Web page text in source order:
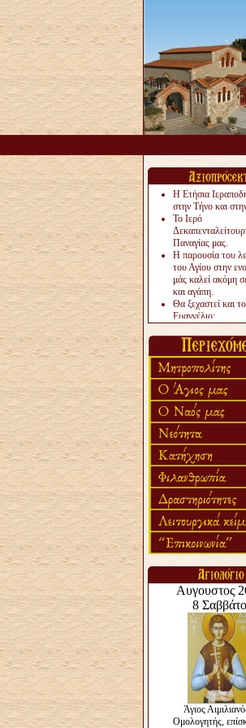
Η Ετήσια
στην Τήνο και
Το Ιερό
Παναγίας μας.
Η παρουσία του
του Αγίου στην
μάς καλεί ακόμη
και αγάπη.
Θα ξεχαστεί και το
Ευαγγέλιο;
«πολύ αργά».
Ζητείται....